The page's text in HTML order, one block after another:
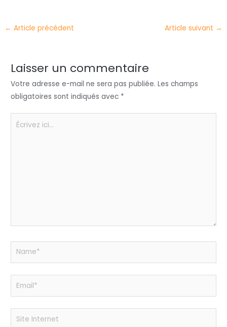
w
itt
er
n
k
e
n
a
c
e
o
o
k
h
p
p
er
← Article précédent Article suivant →
Laisser un commentaire
Votre adresse e-mail ne sera pas publiée. Les champs
obligatoires sont indiqués avec *
Écrivez
Name*
Email*
Site